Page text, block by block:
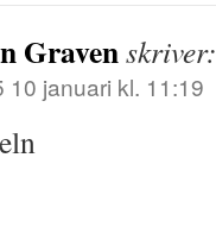
Gravenskriver:
10 januari kl. 11:19